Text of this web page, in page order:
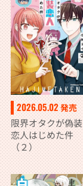
2026.05.02発売
限界オタクが偽装
恋人はじめた件
（２）